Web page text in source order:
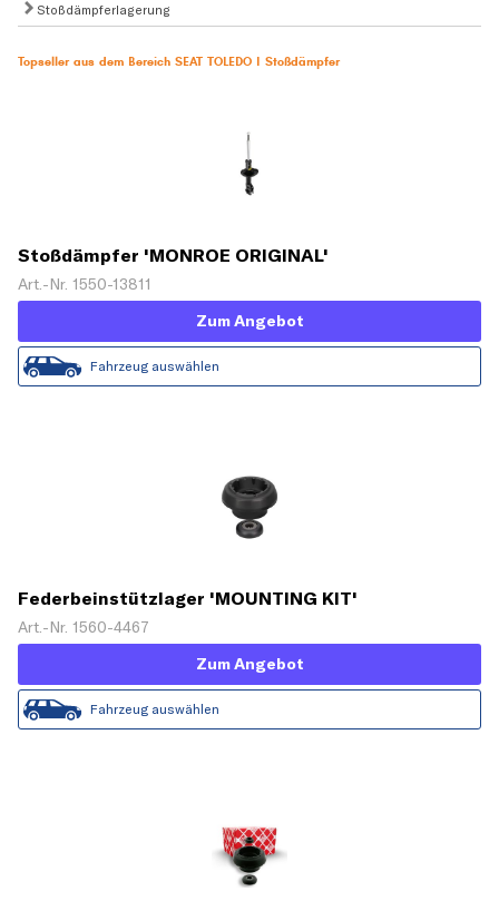
Stoßdämpferlagerung
Topseller aus dem Bereich SEAT TOLEDO I Stoßdämpfer
Stoßdämpfer 'MONROE ORIGINAL'
Art.-Nr. 1550-13811
Zum Angebot
Fahrzeug auswählen
Federbeinstützlager 'MOUNTING KIT'
Art.-Nr. 1560-4467
Zum Angebot
Fahrzeug auswählen